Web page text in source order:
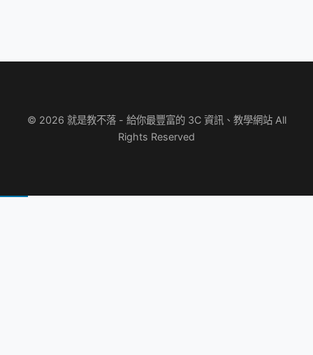
© 2026 就是教不落 - 給你最豐富的 3C 資訊、教學網站 All
Rights Reserved